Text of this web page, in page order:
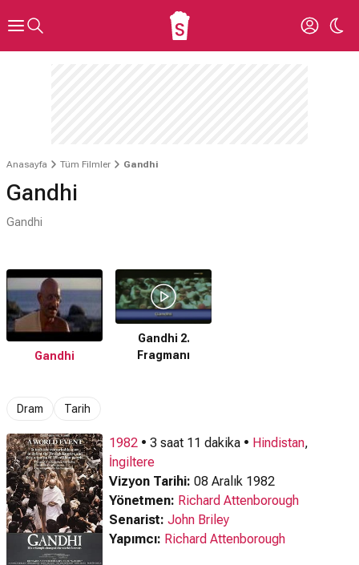
Anasayfa Tüm Filmler Gandhi
Gandhi
Gandhi
Gandhi
Gandhi 2.
Fragmanı
Dram Tarih
1982 • 3 saat 11 dakika • Hindistan,
İngiltere
Vizyon Tarihi: 08 Aralık 1982
Yönetmen: Richard Attenborough
Senarist: John Briley
Yapımcı: Richard Attenborough